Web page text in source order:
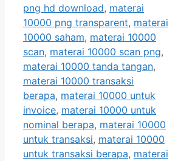
png hd download, materai
10000 png transparent, materai
10000 saham, materai 10000
scan, materai 10000 scan png,
materai 10000 tanda tangan,
materai 10000 transaksi
berapa, materai 10000 untuk
invoice, materai 10000 untuk
nominal berapa, materai 10000
untuk transaksi, materai 10000
untuk transaksi berapa, materai